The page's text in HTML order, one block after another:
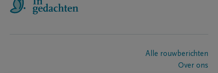
Alle rouwberichten
Over ons